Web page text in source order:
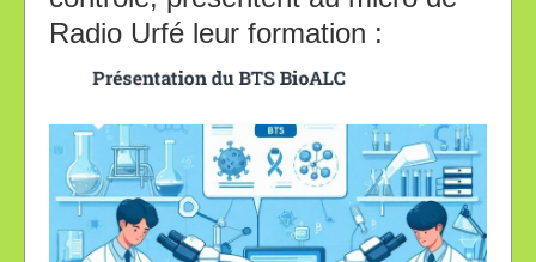
Radio Urfé leur formation :